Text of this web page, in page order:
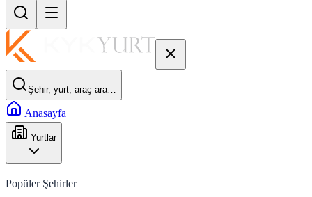
Şehir, yurt, araç ara…
Anasayfa
Yurtlar
Popüler Şehirler